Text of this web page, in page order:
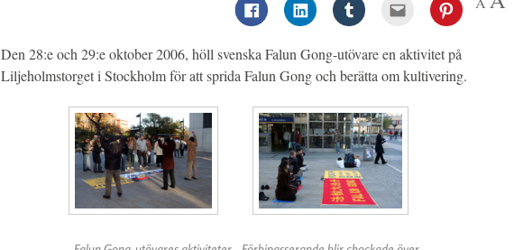
Den 28:e och 29:e oktober 2006, höll svenska Falun Gong-utövare en aktivitet på
Liljeholmstorget i Stockholm för att sprida Falun Gong och berätta om kultivering.